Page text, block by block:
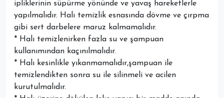
ipliklerinin süpürme yönünde ve yavaş hareketlerle
yapılmalıdır. Halı temizlik esnasında dövme ve çırpma
gibi sert darbelere maruz kalmamalıdır.
* Halı temizlenirken fazla su ve şampuan
kullanımından kaçınılmalıdır.
* Halı kesinlikle yıkanmamalıdır,şampuan ile
temizlendikten sonra su ile silinmeli ve acilen
kurutulmalıdır.